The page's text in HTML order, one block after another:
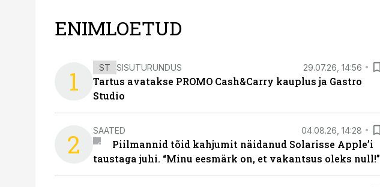
ENIMLOETUD
1 ST SISUTURUNDUS 29.07.26, 14:56
Tartus avatakse PROMO Cash&Carry kauplus ja Gastro
Studio
2 SAATED 04.08.26, 14:28
Piilmannid tõid kahjumit näidanud Solarisse Apple’i
taustaga juhi. “Minu eesmärk on, et vakantsus oleks null!”